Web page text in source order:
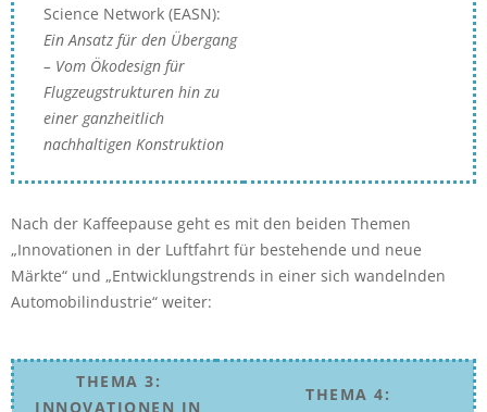
Science Network (EASN):
Ein Ansatz für den Übergang
– Vom Ökodesign für
Flugzeugstrukturen hin zu
einer ganzheitlich
nachhaltigen Konstruktion
Nach der Kaffeepause geht es mit den beiden Themen
„Innovationen in der Luftfahrt für bestehende und neue
Märkte“ und „Entwicklungstrends in einer sich wandelnden
Automobilindustrie“ weiter:
THEMA 3:
INNOVATIONEN IN
THEMA 4: